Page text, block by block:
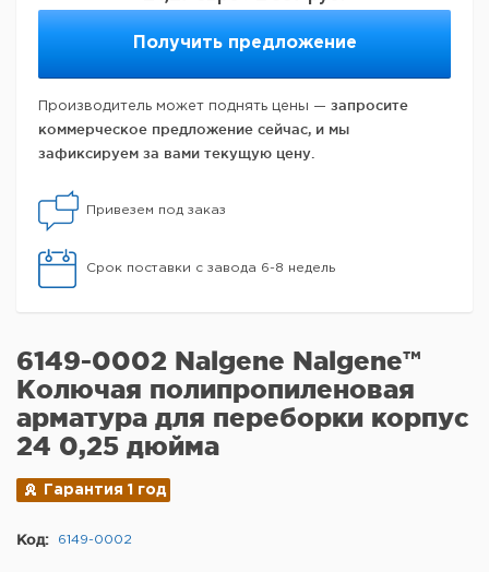
Получить предложение
Производитель может поднять цены — запросите
коммерческое предложение сейчас, и мы
зафиксируем за вами текущую цену.
Привезем под заказ
Срок поставки с завода 6-8 недель
6149-0002 Nalgene Nalgene™
Колючая полипропиленовая
арматура для переборки корпус
24 0,25 дюйма
Гарантия 1 год
Код: 6149-0002